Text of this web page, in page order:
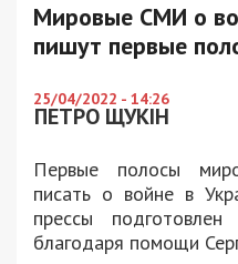
Мировые СМИ о
пишут первые
25/04/2022 - 14:26
ПЕТРО ЩУКІН
Первые полосы
писать о войне в
прессы
благодаря помощи